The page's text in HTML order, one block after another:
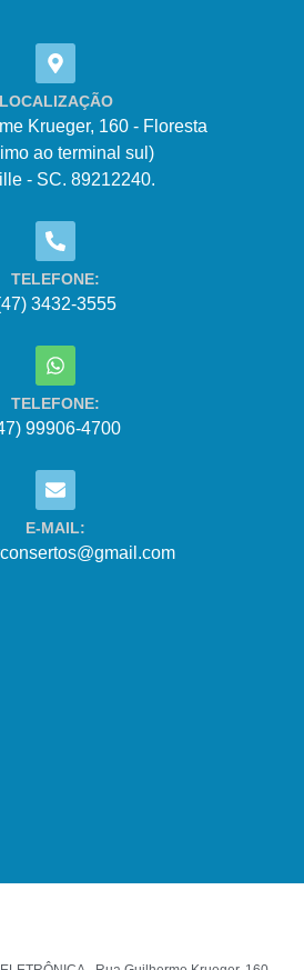
LOCALIZAÇÃO
Krueger, 160 - Floresta
ao terminal sul)
- SC. 89212240.
TELEFONE:
3432-3555
TELEFONE:
99906-4700
E-MAIL: